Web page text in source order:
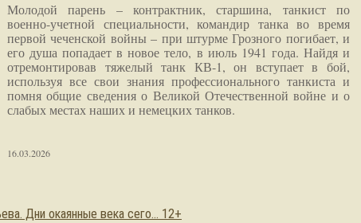
Молодой парень – контрактник, старшина, танкист по
военно-учетной специальности, командир танка во время
первой чеченской войны – при штурме Грозного погибает, и
его душа попадает в новое тело, в июль 1941 года. Найдя и
отремонтировав тяжелый танк КВ-1, он вступает в бой,
используя все свои знания профессионального танкиста и
помня общие сведения о Великой Отечественной войне и о
слабых местах наших и немецких танков.
16.03.2026
Дни окаянные века сего… 12+